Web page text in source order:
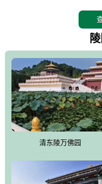
拥有4A级旅游区头衔的花园
万佛园位于遵化市境内，座落
形绝佳，地理位置优越，交通
园、打造佛教精品旅游圣地”
的墓地安葬、祭祀吊亡并结
郁绚丽、优雅宜人的园林景观
园手法相结合的默契操作，
美、民族风格突出，与周边
式园林。
万佛园工程一期占地448亩，
用全仿古式建筑，寻求与世
区建设中寻求陵园建设与景区
清东陵万佛园